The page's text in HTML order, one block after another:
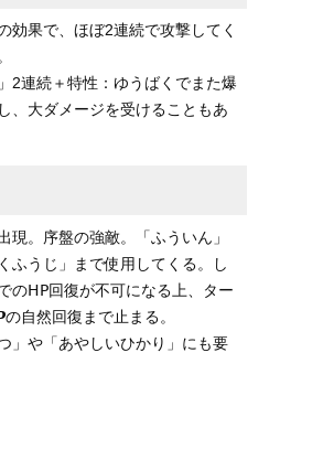
効果で、ほぼ2連続で攻撃してく
2連続＋特性：ゆうばくでまた爆
、大ダメージを受けることもあ
。序盤の強敵。「ふういん」
ふうじ」まで使用してくる。し
の𝖧𝖯回復が不可になる上、ター
自然回復まで止まる。
」や「あやしいひかり」にも要